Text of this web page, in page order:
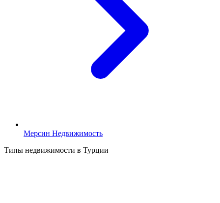
Мерсин Недвижимость
Типы недвижимости в Турции